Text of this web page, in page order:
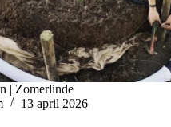
| Zomerlinde
13 april 2026